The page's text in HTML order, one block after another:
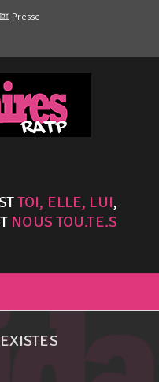
Presse
TOI, ELLE, LUI,
NOUS TOU.TE.S